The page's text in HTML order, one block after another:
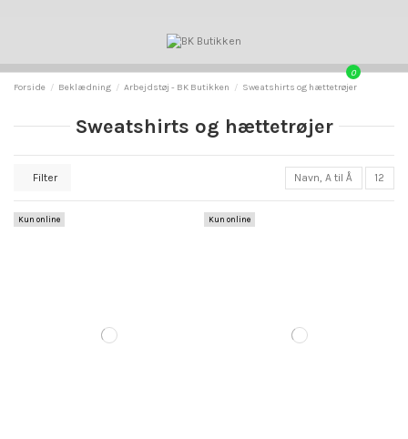
0
Forside Beklædning Arbejdstøj - BK Butikken Sweatshirts og hættetrøjer
Sweatshirts og hættetrøjer
Filter Navn, A til Å 12
Kun online Kun online